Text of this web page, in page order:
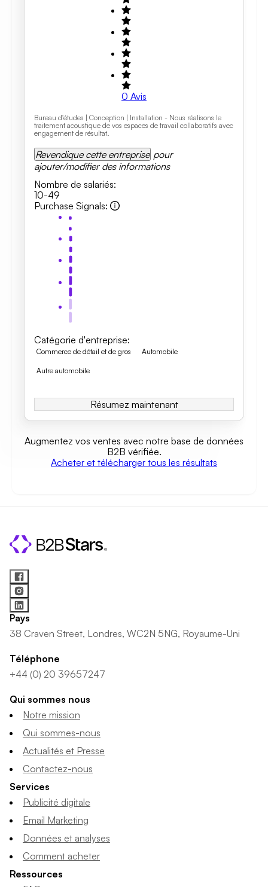
0 Avis
Bureau d'études | Conception | Installation - Nous réalisons le
traitement acoustique de vos espaces de travail collaboratifs avec
engagement de résultat.
Revendique cette entreprise pour
ajouter/modifier des informations
Nombre de salariés:
10-49
Purchase Signals:
Catégorie d'entreprise:
Commerce de détail et de gros Automobile
Autre automobile
Résumez maintenant
Augmentez vos ventes avec notre base de données
B2B vérifiée.
Acheter et télécharger tous les résultats
Pays
38 Craven Street, Londres, WC2N 5NG, Royaume-Uni
Téléphone
+44 (0) 20 39657247
Qui sommes nous
Notre mission
Qui sommes-nous
Actualités et Presse
Contactez-nous
Services
Publicité digitale
Email Marketing
Données et analyses
Comment acheter
Ressources